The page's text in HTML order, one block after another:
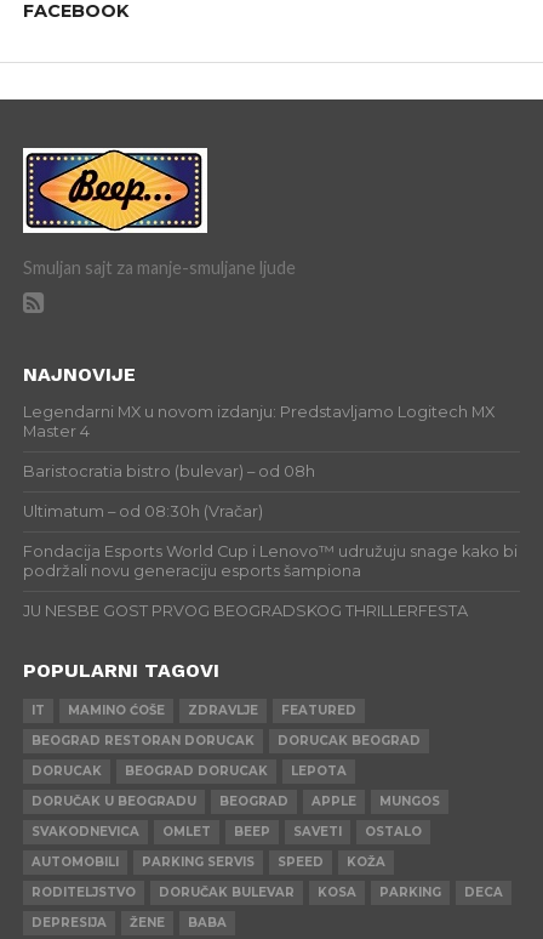
FACEBOOK
Smuljan sajt za manje-smuljane ljude
NAJNOVIJE
Legendarni MX u novom izdanju: Predstavljamo Logitech MX
Master 4
Baristocratia bistro (bulevar) – od 08h
Ultimatum – od 08:30h (Vračar)
Fondacija Esports World Cup i Lenovo™ udružuju snage kako bi
podržali novu generaciju esports šampiona
JU NESBE GOST PRVOG BEOGRADSKOG THRILLERFESTA
POPULARNI TAGOVI
IT MAMINO ĆOŠE ZDRAVLJE
FEATURED
BEOGRAD RESTORAN DORUCAK
DORUCAK BEOGRAD
DORUCAK
BEOGRAD DORUCAK
LEPOTA
DORUČAK U BEOGRADU
BEOGRAD APPLE
MUNGOS
SVAKODNEVICA
OMLET BEEP SAVETI
OSTALO
AUTOMOBILI
PARKING SERVIS SPEED
KOŽA
RODITELJSTVO
DORUČAK BULEVAR KOSA PARKING
DECA
DEPRESIJA
ŽENE BABA